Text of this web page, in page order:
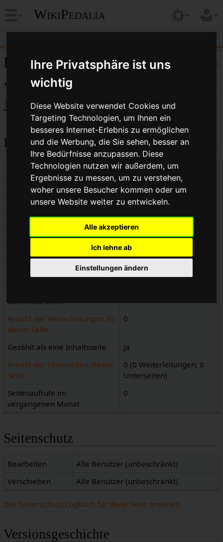
Ihre Privatsphäre ist uns
wichtig
Diese Website verwendet Cookies und
Targeting Technologien, um Ihnen ein
besseres Internet-Erlebnis zu ermöglichen
und die Werbung, die Sie sehen, besser an
Ihre Bedürfnisse anzupassen. Diese
Technologien nutzen wir außerdem, um
Ergebnisse zu messen, um zu verstehen,
woher unsere Besucher kommen oder um
unsere Website weiter zu entwickeln.
Alle akzeptieren
Ich lehne ab
Einstellungen ändern
WikiPedalia
Hilfe
Informationen zu
„Konteradmiral“
Basisinformationen
Anzeigetitel
Konteradmiral
Standardsortierschlüssel
Konteradmiral
Seitenlänge (in Bytes)
169
Namensraumkennnummer
0
Seitenkennnummer
2710
Seiteninhaltssprache
de - Deutsch
Seiteninhaltsmodell
Wikitext
Suchmaschinen
Anzahl der Weiterleitungen zu
dieser Seite
0
Gezählt als eine Inhaltsseite
Ja
Anzahl der Unterseiten dieser
Seite
0 (0 Weiterleitungen; 0
Unterseiten)
Seitenaufrufe im
vergangenen Monat
0
Seitenschutz
Bearbeiten
Alle Benutzer (unbeschränkt)
Verschieben
Alle Benutzer (unbeschränkt)
Das Seitenschutz-Logbuch für diese Seite ansehen.
Versionsgeschichte